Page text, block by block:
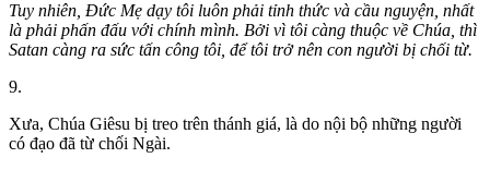
Tuy nhiên, Đức Mẹ dạy tôi luôn phải tỉnh thức và cầu nguyện, nhất
là phải phấn đấu với chính mình. Bởi vì tôi càng thuộc về Chúa, thì
Satan càng ra sức tấn công tôi, để tôi trở nên con người bị chối từ.
9.
Xưa, Chúa Giêsu bị treo trên thánh giá, là do nội bộ những người
có đạo đã từ chối Ngài.